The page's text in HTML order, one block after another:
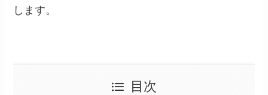
します。
目次